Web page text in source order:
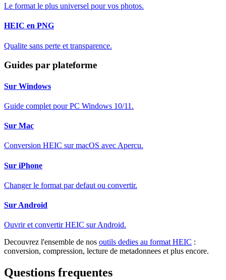
Le format le plus universel pour vos photos.
HEIC en PNG
Qualite sans perte et transparence.
Guides par plateforme
Sur Windows
Guide complet pour PC Windows 10/11.
Sur Mac
Conversion HEIC sur macOS avec Apercu.
Sur iPhone
Changer le format par defaut ou convertir.
Sur Android
Ouvrir et convertir HEIC sur Android.
Decouvrez l'ensemble de nos outils dedies au format HEIC :
conversion, compression, lecture de metadonnees et plus encore.
Questions frequentes